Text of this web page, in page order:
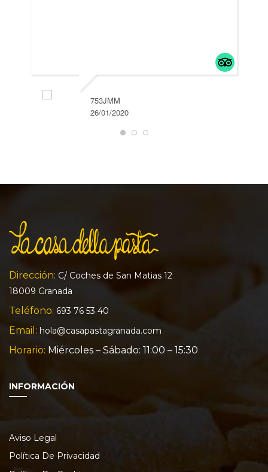
753JMM
26/01/2020
Dirección: C/ Coches de San Matias 12
18009 Granada
Teléfono: 693 76 53 40
Email: hola@casapastagranada.com
Horario: Miércoles – Sábado: 11:00 – 15:30
INFORMACIÓN
Aviso Legal
Política De Privacidad